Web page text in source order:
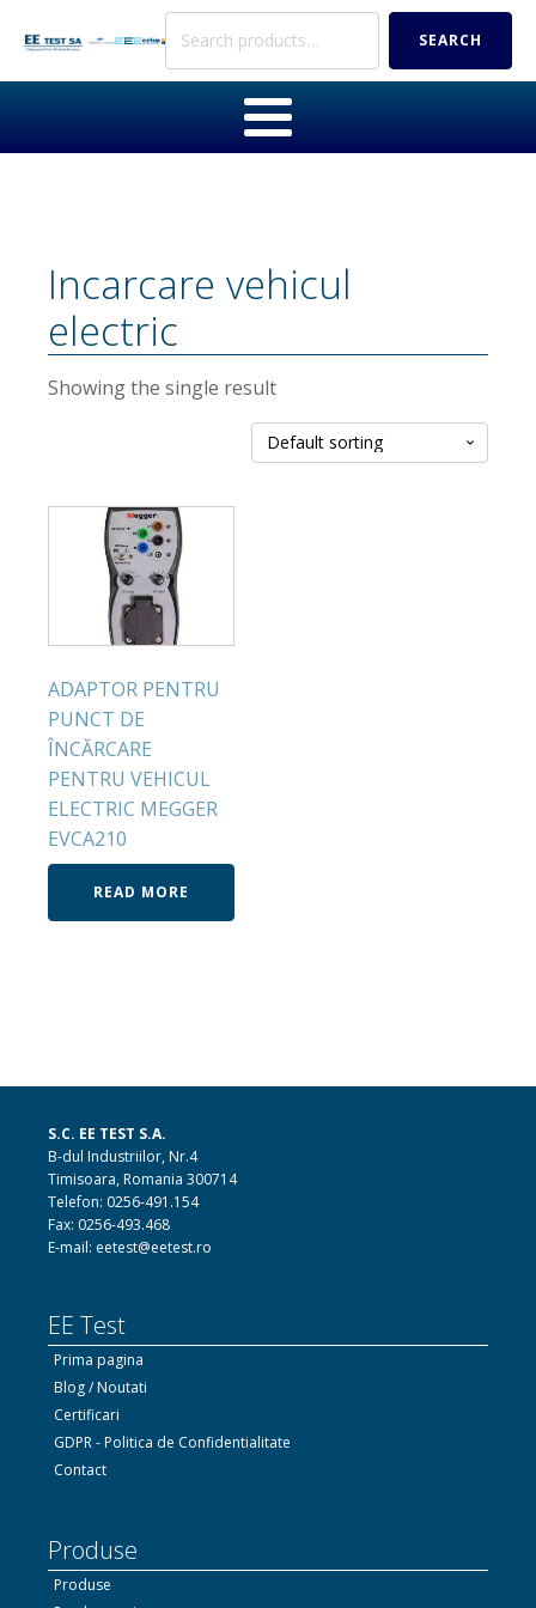
Search
SEARCH
Incarcare vehicul
electric
Showing the single result
ADAPTOR PENTRU
PUNCT DE
ÎNCĂRCARE
PENTRU VEHICUL
ELECTRIC MEGGER
EVCA210
READ MORE
S.C. EE TEST S.A.
B-dul Industriilor, Nr.4
Timisoara, Romania 300714
Telefon: 0256-491.154
Fax: 0256-493.468
E-mail: eetest@eetest.ro
EE Test
Prima pagina
Blog / Noutati
Certificari
GDPR - Politica de Confidentialitate
Contact
Produse
Produse